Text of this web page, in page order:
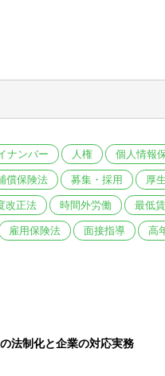
ナンバー 人権 個人情報
償保険法 募集・採用 厚
改正法 時間外労働 最低
雇用保険法 面接指導 高
法制化と企業の対応実務